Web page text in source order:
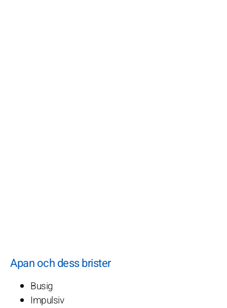
Apan och dess brister
Busig
Impulsiv